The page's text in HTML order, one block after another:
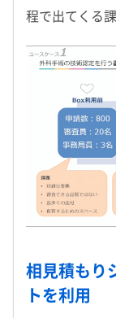
程で出てくる
相見積もり
トを利用